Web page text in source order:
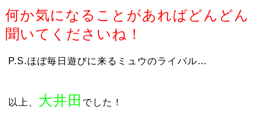
何か気になることがあればどんどん
聞いてくださいね！
P.S.ほぼ毎日遊びに来るミュウのライバル…
以上、 大井田 でした！